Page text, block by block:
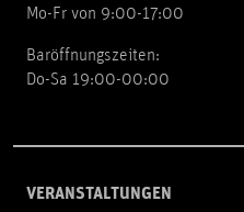
Mo-Fr von 9:00-17:00
Baröffnungszeiten:
Do-Sa 19:00-00:00
VERANSTALTUNGEN